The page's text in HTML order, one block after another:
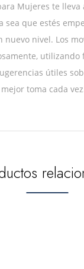
Mujeres te lleva
sea que estés
nuevo nivel. Los
utilizando
útiles
toma cada